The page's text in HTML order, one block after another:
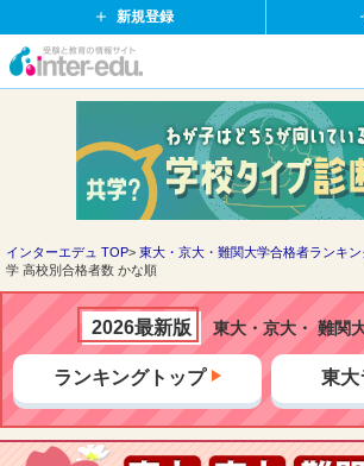
新規登録
イ
ド
ッ
ト
インターエデュ TOP 東大・京大・難関大学合格者ランキン
学 高校別合格者数 かな順
2026最新版 東大・京大・ 難関
ランキングトップ 東大